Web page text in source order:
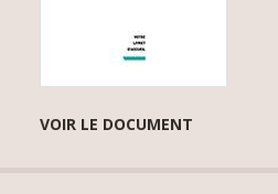
VOIR LE DOCUMENT